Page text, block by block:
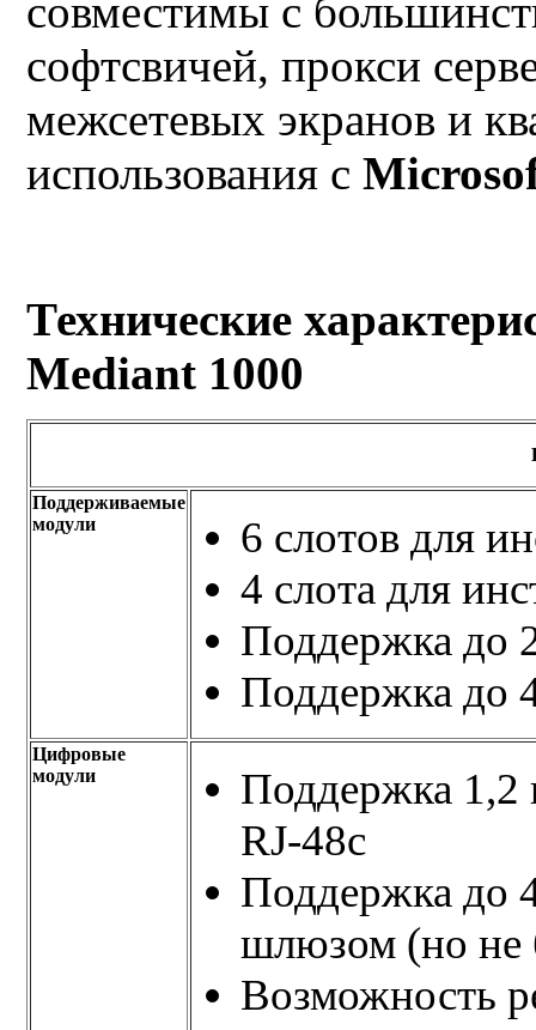
совместимы с
софтсвичей, прокси
межсетевых экранови
использования с
Технические
Mediant 1000
Поддерживаемые
модули
6 слотов для
4 слота для
Поддержка до
Поддержка до
Цифровые
модули
Поддержка 1,2
RJ-48c
Поддержка до
шлюзом (но не
Возможность